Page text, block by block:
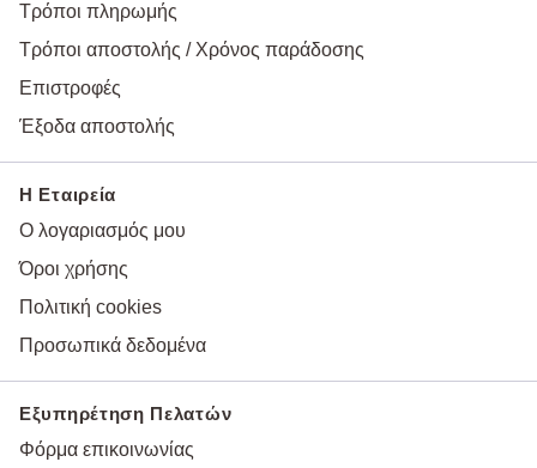
Τρόποι πληρωμής
Τρόποι αποστολής / Χρόνος παράδοσης
Επιστροφές
Έξοδα αποστολής
Η Εταιρεία
Ο λογαριασμός μου
Όροι χρήσης
Πολιτική cookies
Προσωπικά δεδομένα
Εξυπηρέτηση Πελατών
Φόρμα επικοινωνίας